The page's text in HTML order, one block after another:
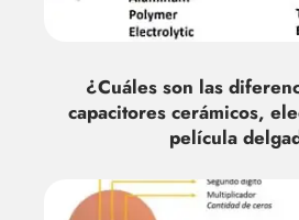
¿Cuáles son las
capacitores cerámicos,
película